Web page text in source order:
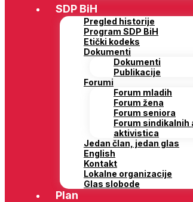
SDP BiH
Pregled historije
Program SDP BiH
Etički kodeks
Dokumenti
Dokumenti
Publikacije
Forumi
Forum mladih
Forum žena
Forum seniora
Forum sindikalnih
aktivistica
Jedan član, jedan glas
English
Kontakt
Lokalne organizacije
Glas slobode
Plan